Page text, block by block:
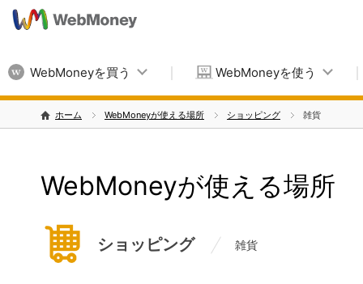
WebMoneyを買う WebMoneyを使う
ホーム WebMoneyが使える場所 ショッピング 雑貨
WebMoneyが使える場所
ショッピング 雑貨